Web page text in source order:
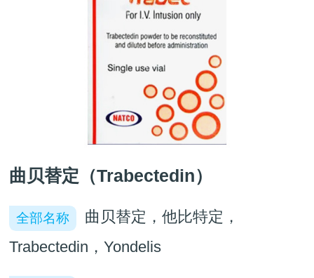
曲贝替定（Trabectedin）
全部名称
曲贝替定，他比特定，
Trabectedin，Yondelis